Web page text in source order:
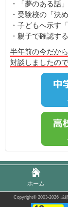
・「夢のある話
・受験校の「決
・子どもへ示す
・親子で確認す
半年前の今だか
対談しましたので
ホーム
Copyright© 2003-2026 成